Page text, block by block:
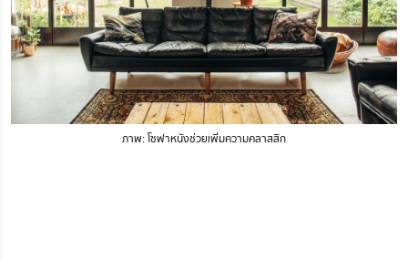
ภาพ:โซฟาหนังช่วยเพิ่มความคลาสสิก